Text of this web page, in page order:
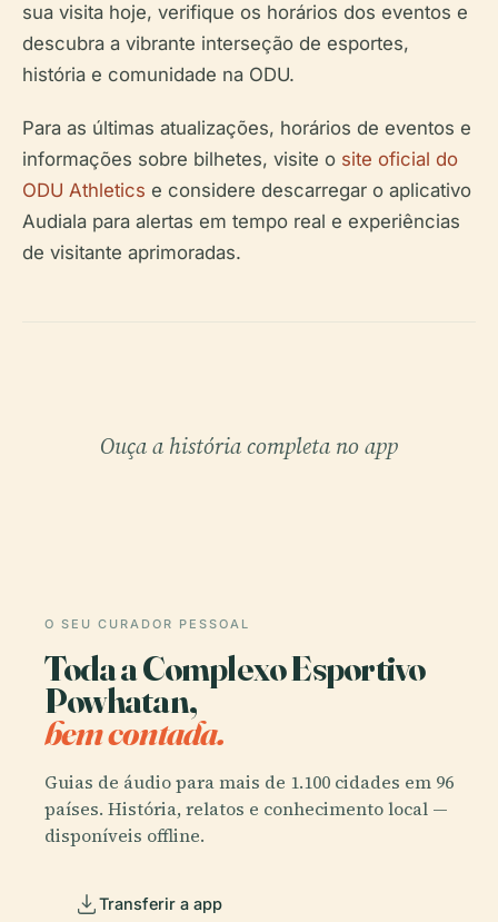
sua visita hoje, verifique os horários dos eventos e
descubra a vibrante interseção de esportes,
história e comunidade na ODU.
Para as últimas atualizações, horários de eventos e
informações sobre bilhetes, visite o site oficial do
ODU Athletics e considere descarregar o aplicativo
Audiala para alertas em tempo real e experiências
de visitante aprimoradas.
Ouça a história completa no app
O SEU CURADOR PESSOAL
Toda a Complexo Esportivo
Powhatan,
bem contada.
Guias de áudio para mais de 1.100 cidades em 96
países. História, relatos e conhecimento local —
disponíveis offline.
Transferir a app